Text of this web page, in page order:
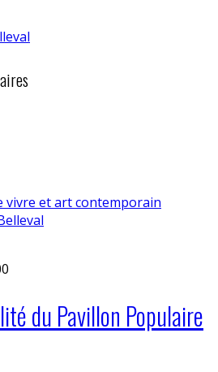
vivre et art contemporain
du Pavillon Populaire